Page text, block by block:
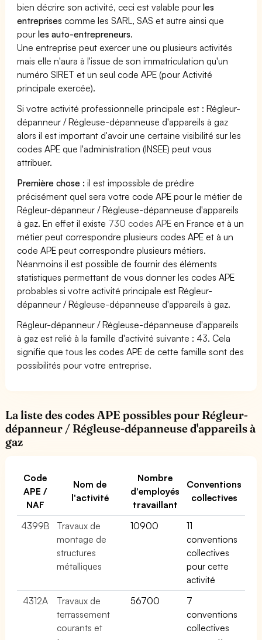
bien décrire son activité, ceci est valable pourles
entreprises comme les SARL, SAS et autre ainsi que
pourles auto-entrepreneurs.
Une entreprise peut exercer une ou plusieurs activités
mais elle n'aura à l'issue de son immatriculation qu'un
numéro SIRET et un seul code APE (pour Activité
principale exercée).
Si votre activité professionnelle principale est : Régleur-
dépanneur / Régleuse-dépanneuse d'appareils à gaz
alors il est important d'avoir une certaine visibilité sur les
codes APE que l'administration (INSEE) peut vous
attribuer.
Première chose : il est impossible de prédire
précisément quel sera votre code APE pour le métier de
Régleur-dépanneur / Régleuse-dépanneuse d'appareils
à gaz. En effet il existe 730 codes APE en France et à un
métier peut correspondre plusieurs codes APE et à un
code APE peut correspondre plusieurs métiers.
Néanmoins il est possible de fournir des éléments
statistiques permettant de vous donner les codes APE
probables si votre activité principale est Régleur-
dépanneur / Régleuse-dépanneuse d'appareils à gaz.
Régleur-dépanneur / Régleuse-dépanneuse d'appareils
à gaz est relié à la famille d'activité suivante : 43. Cela
signifie que tous les codes APE de cette famille sont des
possibilités pour votre entreprise.
La liste des codes APE possibles pour Régleur-
dépanneur / Régleuse-dépanneuse d'appareils à
gaz
Code
APE /
NAF
Nom de
l'activité
Nombre
d'employés
travaillant
Conventions
collectives
4399B
Travaux de
montage de
structures
métalliques
10900
11
conventions
collectives
pour cette
activité
4312A
Travaux de
terrassement
courants et
56700
7
conventions
collectives